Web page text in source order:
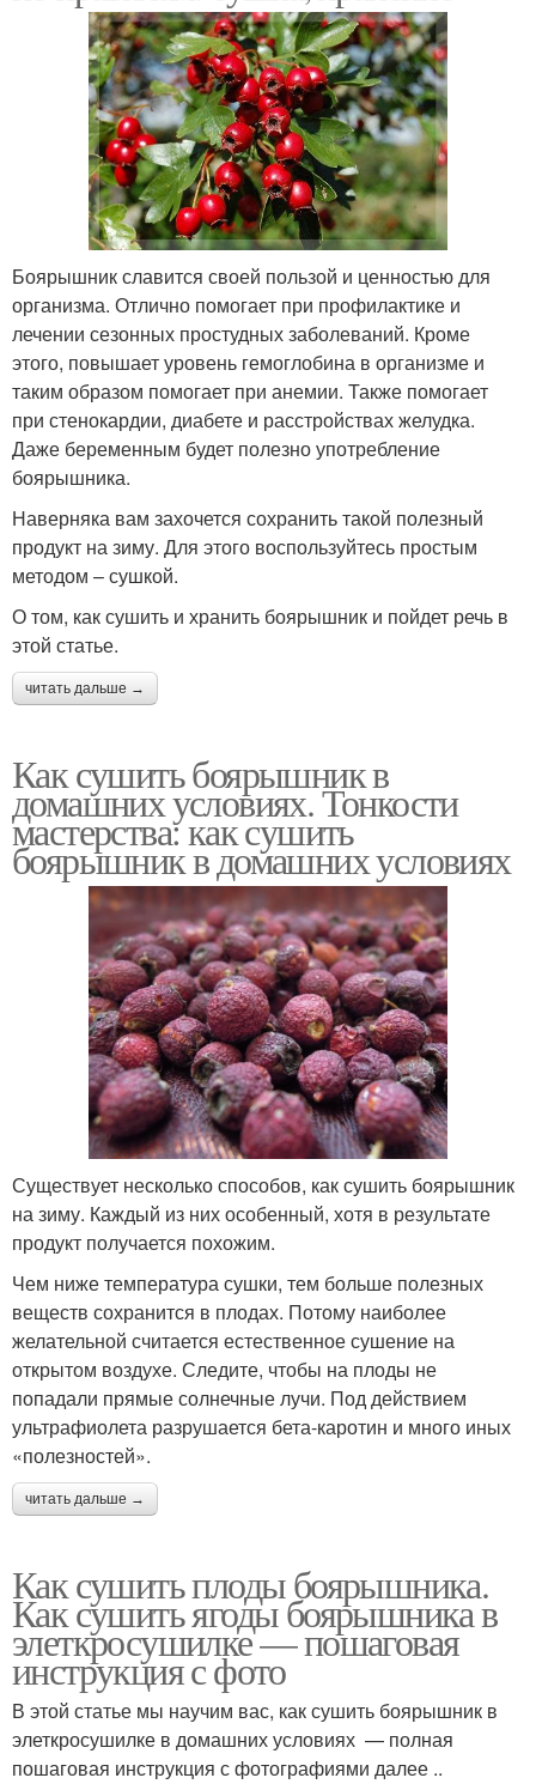
Боярышник славится своей пользой и ценностью для
организма. Отлично помогает при профилактике и
лечении сезонных простудных заболеваний. Кроме
этого, повышает уровень гемоглобина в организме и
таким образом помогает при анемии. Также помогает
при стенокардии, диабете и расстройствах желудка.
Даже беременным будет полезно употребление
боярышника.
Наверняка вам захочется сохранить такой полезный
продукт на зиму. Для этого воспользуйтесь простым
методом – сушкой.
О том, как сушить и хранить боярышник и пойдет речь в
этой статье.
читать дальше →
Как сушить боярышник в
домашних условиях. Тонкости
мастерства: как сушить
боярышник в домашних условиях
Существует несколько способов, как сушить боярышник
на зиму. Каждый из них особенный, хотя в результате
продукт получается похожим.
Чем ниже температура сушки, тем больше полезных
веществ сохранится в плодах. Потому наиболее
желательной считается естественное сушение на
открытом воздухе. Следите, чтобы на плоды не
попадали прямые солнечные лучи. Под действием
ультрафиолета разрушается бета-каротин и много иных
«полезностей».
читать дальше →
Как сушить плоды боярышника.
Как сушить ягоды боярышника в
элеткросушилке — пошаговая
инструкция с фото
В этой статье мы научим вас, как сушить боярышник в
элеткросушилке в домашних условиях — полная
пошаговая инструкция с фотографиями далее ..